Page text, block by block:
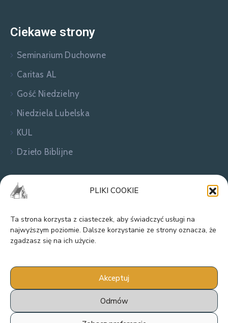
PLIKI COOKIE
Ta strona korzysta z ciasteczek, aby świadczyć usługi na
najwyższym poziomie. Dalsze korzystanie ze strony oznacza, że
zgadzasz się na ich użycie.
Akceptuj
Odmów
Ciekawe strony
Seminarium Duchowne
Caritas AL
Gość Niedzielny
Niedziela Lubelska
KUL
Dzieło Biblijne
Zapraszamy do kontaktu!
Parafia Rzymskokatolicka pw. Narodzenia
Najświętszej Maryi Panny w Dąbrowicy ©